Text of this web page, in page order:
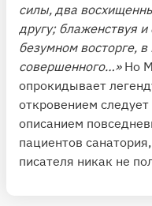
силы, два
другу; блаженствуя
безумном восторге,
совершенного…»Но
опрокидывает
откровением
описанием
пациентов
писателя никак не